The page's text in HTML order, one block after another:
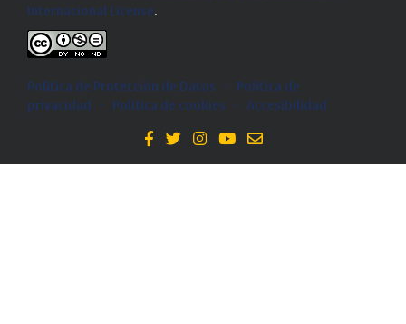
Internacional License.
Política de Protección de Datos -
Politica de
privacidad
- Política de cookies - Accesibilidad